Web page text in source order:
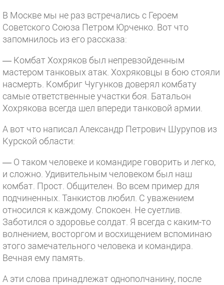
В Москве мы не раз встречались с Героем
Советского Союза Петром Юрченко. Вот что
запомнилось из его рассказа:
— Комбат Хохряков был непревзойденным
мастером танковых атак. Хохряковцы в бою стояли
насмерть. Комбриг Чугунков доверял комбату
самые ответственные участки боя. Батальон
Хохрякова всегда шел впереди танковой армии.
А вот что написал Александр Петрович Шурупов из
Курской области:
— О таком человеке и командире говорить и легко,
и сложно. Удивительным человеком был наш
комбат. Прост. Общителен. Во всем пример для
подчиненных. Танкистов любил. С уважением
относился к каждому. Спокоен. Не суетлив.
Заботился о здоровье солдат. Я всегда с каким-то
волнением, восторгом и восхищением вспоминаю
этого замечательного человека и командира.
Вечная ему память.
А эти слова принадлежат однополчанину, после